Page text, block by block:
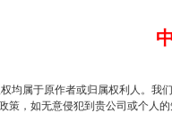
均属于原作者或归属权利人。我
，如无意侵犯到贵公司或个人
榜揭晓